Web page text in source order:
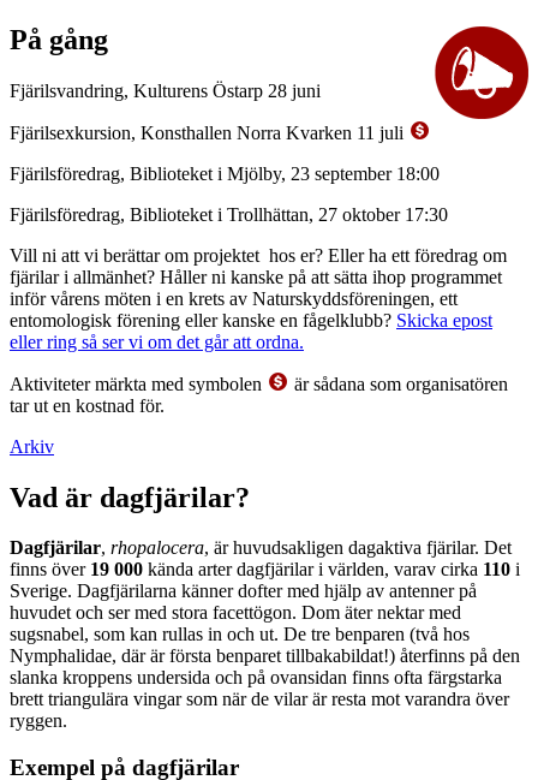
På gång
Fjärilsvandring, Kulturens Östarp 28 juni
Fjärilsexkursion, Konsthallen Norra Kvarken 11 juli
Fjärilsföredrag, Biblioteket i Mjölby, 23 september 18:00
Fjärilsföredrag, Biblioteket i Trollhättan, 27 oktober 17:30
Vill ni att vi berättar om projektet hos er? Eller ha ett föredrag om
fjärilar i allmänhet? Håller ni kanske på att sätta ihop programmet
inför vårens möten i en krets av Naturskyddsföreningen, ett
entomologisk förening eller kanske en fågelklubb? Skicka epost
eller ring så ser vi om det går att ordna.
Aktiviteter märkta med symbolen
är sådana som organisatören
tar ut en kostnad för.
Arkiv
Vad är dagfjärilar?
Dagfjärilar, rhopalocera, är huvudsakligen dagaktiva fjärilar. Det
finns över 19 000 kända arter dagfjärilar i världen, varav cirka 110 i
Sverige. Dagfjärilarna känner dofter med hjälp av antenner på
huvudet och ser med stora facettögon. Dom äter nektar med
sugsnabel, som kan rullas in och ut. De tre benparen (två hos
Nymphalidae, där är första benparet tillbakabildat!) återfinns på den
slanka kroppens undersida och på ovansidan finns ofta färgstarka
brett triangulära vingar som när de vilar är resta mot varandra över
ryggen.
Exempel på dagfjärilar